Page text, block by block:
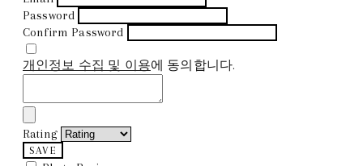
Password
Confirm Password
개인정보 수집 및 이용에 동의합니다.
Rating
SAVE